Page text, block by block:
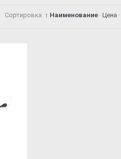
Сортировка: ↑ Наименование · Цена ·